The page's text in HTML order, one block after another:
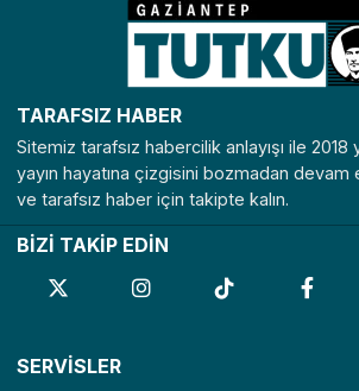
TARAFSIZ HABER
Sitemiz tarafsız habercilik anlayışı ile 2018
yayın hayatına çizgisini bozmadan
ve tarafsız haber için takipte kalın.
BİZİ TAKİP EDİN
SERVİSLER